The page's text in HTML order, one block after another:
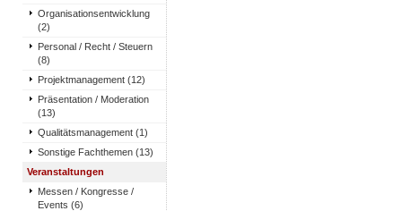
Organisationsentwicklung
(2)
Personal / Recht / Steuern
(8)
Projektmanagement (12)
Präsentation / Moderation
(13)
Qualitätsmanagement (1)
Sonstige Fachthemen (13)
Veranstaltungen
Messen / Kongresse /
Events (6)